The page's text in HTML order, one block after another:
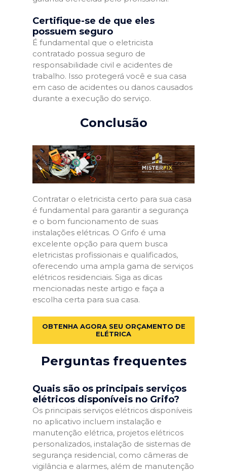
Certifique-se de que eles
possuem seguro
É fundamental que o eletricista
contratado possua seguro de
responsabilidade civil e acidentes de
trabalho. Isso protegerá você e sua casa
em caso de acidentes ou danos causados
durante a execução do serviço.
Conclusão
Contratar o eletricista certo para sua casa
é fundamental para garantir a segurança
e o bom funcionamento de suas
instalações elétricas. O Grifo é uma
excelente opção para quem busca
eletricistas profissionais e qualificados,
oferecendo uma ampla gama de serviços
elétricos residenciais. Siga as dicas
mencionadas neste artigo e faça a
escolha certa para sua casa.
OBTENHA AGORA SEU ORÇAMENTO DE
ELÉTRICA
Perguntas frequentes
Quais são os principais serviços
elétricos disponíveis no Grifo?
Os principais serviços elétricos disponíveis
no aplicativo incluem instalação e
manutenção elétrica, projetos elétricos
personalizados, instalação de sistemas de
segurança residencial, como câmeras de
vigilância e alarmes, além de manutenção